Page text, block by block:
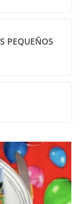
PEQUEÑOS